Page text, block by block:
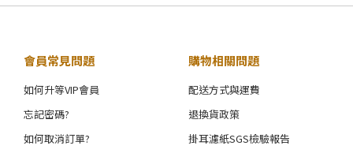
會員常見問題
如何升等VIP會員
忘記密碼?
如何取消訂單?
購物相關問題
配送方式與運費
退換貨政策
掛耳濾紙SGS檢驗報告